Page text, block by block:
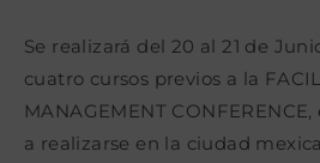
Se realizará del 20 al 21 de
cuatro cursos previos a la
MANAGEMENT
a realizarse en la ciudad